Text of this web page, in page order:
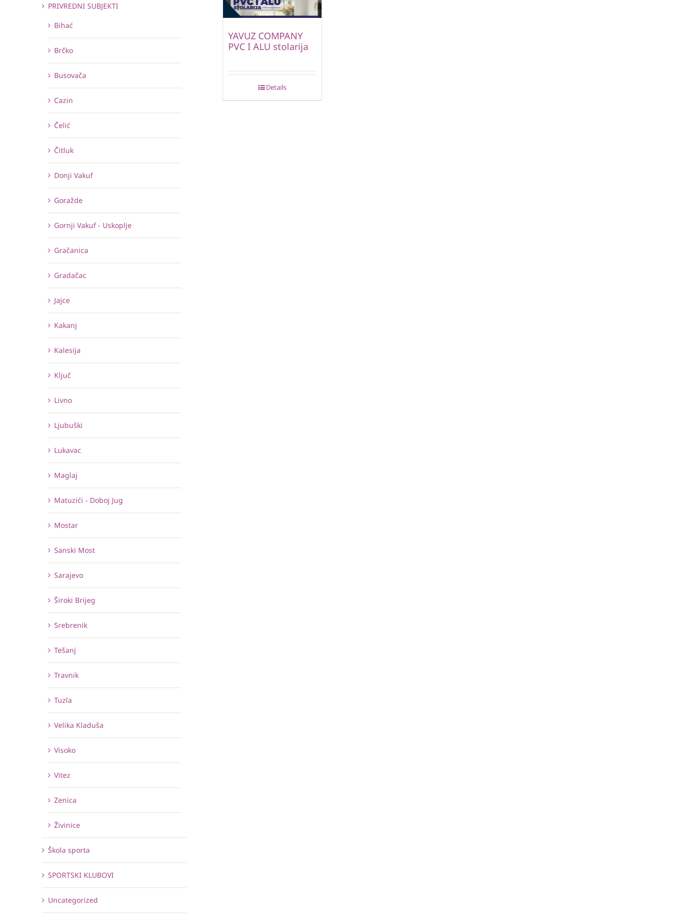
YAVUZ COMPANY
PVC I ALU stolarija
Details
PRIVREDNI SUBJEKTI
Bihać
Brčko
Busovača
Cazin
Čelić
Čitluk
Donji Vakuf
Goražde
Gornji Vakuf - Uskoplje
Gračanica
Gradačac
Jajce
Kakanj
Kalesija
Ključ
Livno
Ljubuški
Lukavac
Maglaj
Matuzići - Doboj Jug
Mostar
Sanski Most
Sarajevo
Široki Brijeg
Srebrenik
Tešanj
Travnik
Tuzla
Velika Kladuša
Visoko
Vitez
Zenica
Živinice
Škola sporta
SPORTSKI KLUBOVI
Uncategorized